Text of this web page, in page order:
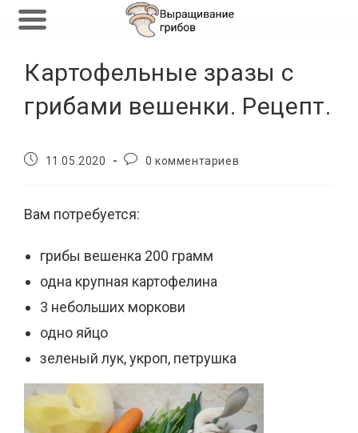
содержимому
Картофельные зразы с
грибами вешенки. Рецепт.
Запись11.05.2020
Комментарии
0 комментариев
Вам потребуется:
грибы вешенка 200 грамм
одна крупная картофелина
3 небольших моркови
одно яйцо
зеленый лук, укроп, петрушка